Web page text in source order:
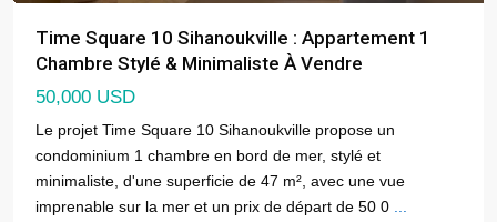
Time Square 10 Sihanoukville : Appartement 1
Chambre Stylé & Minimaliste À Vendre
50,000 USD
Le projet Time Square 10 Sihanoukville propose un
condominium 1 chambre en bord de mer, stylé et
minimaliste, d'une superficie de 47 m², avec une vue
imprenable sur la mer et un prix de départ de 50 0 ...